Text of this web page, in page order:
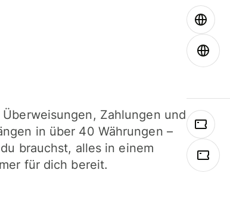
Zahlungen und
in über 40 Währungen –
brauchst, alles in einem
für dich bereit.